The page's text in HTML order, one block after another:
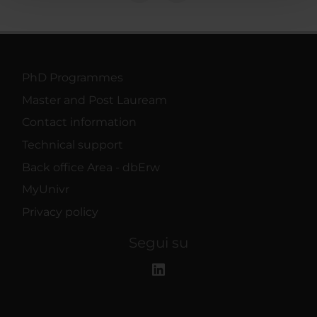
PhD Programmes
Master and Post Lauream
Contact information
Technical support
Back office Area - dbErw
MyUnivr
Privacy policy
Segui su